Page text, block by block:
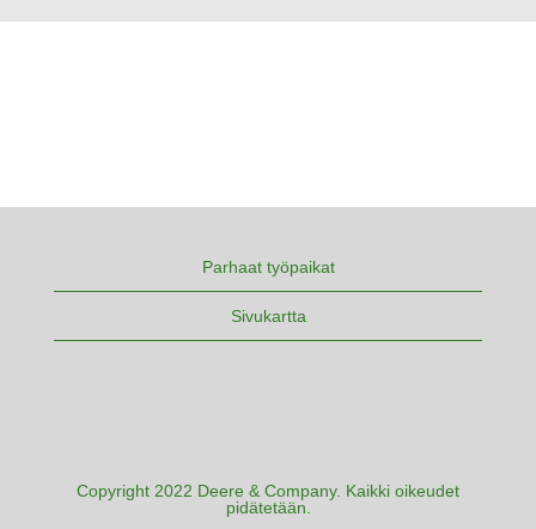
Parhaat työpaikat
Sivukartta
Copyright 2022 Deere & Company. Kaikki oikeudet
pidätetään.